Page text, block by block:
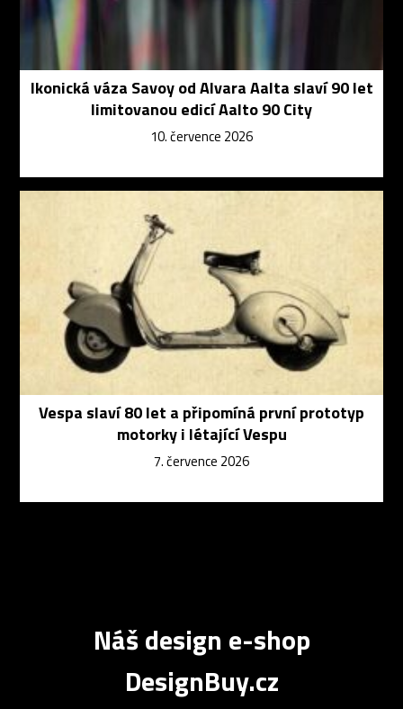
Ikonická váza Savoy od Alvara Aalta slaví 90 let
limitovanou edicí Aalto 90 City
10. července 2026
Vespa slaví 80 let a připomíná první prototyp
motorky i létající Vespu
7. července 2026
Náš design e-shop
DesignBuy.cz